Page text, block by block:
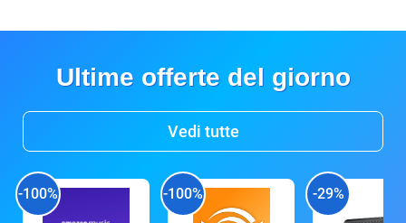
Ultime offerte del giorno
Vedi tutte
-100% -100% -29%